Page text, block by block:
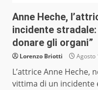
Anne Heche,
incidente
donare gli organi”
Lorenzo Briotti Agosto
L’attrice Anne Heche,
vittima di un incidente